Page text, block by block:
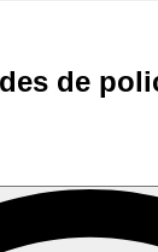
de